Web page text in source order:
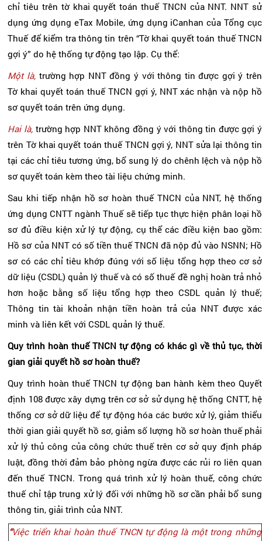
chỉ tiêu trên tờ khai quyết toán thuế TNCN của NNT. NNT sử
dụng ứng dụng eTax Mobile, ứng dụng iCanhan của Tổng cục
Thuế để kiểm tra thông tin trên “Tờ khai quyết toán thuế TNCN
gợi ý” do hệ thống tự động tạo lập. Cụ thể:
Một là, trường hợp NNT đồng ý với thông tin được gợi ý trên
Tờ khai quyết toán thuế TNCN gợi ý, NNT xác nhận và nộp hồ
sơ quyết toán trên ứng dụng.
Hai là, trường hợp NNT không đồng ý với thông tin được gợi ý
trên Tờ khai quyết toán thuế TNCN gợi ý, NNT sửa lại thông tin
tại các chỉ tiêu tương ứng, bổ sung lý do chênh lệch và nộp hồ
sơ quyết toán kèm theo tài liệu chứng minh.
Sau khi tiếp nhận hồ sơ hoàn thuế TNCN của NNT, hệ thống
ứng dụng CNTT ngành Thuế sẽ tiếp tục thực hiện phân loại hồ
sơ đủ điều kiện xử lý tự động, cụ thể các điều kiện bao gồm:
Hồ sơ của NNT có số tiền thuế TNCN đã nộp đủ vào NSNN; Hồ
sơ có các chỉ tiêu khớp đúng với số liệu tổng hợp theo cơ sở
dữ liệu (CSDL) quản lý thuế và có số thuế đề nghị hoàn trả nhỏ
hơn hoặc bằng số liệu tổng hợp theo CSDL quản lý thuế;
Thông tin tài khoản nhận tiền hoàn trả của NNT được xác
minh và liên kết với CSDL quản lý thuế.
Quy trình hoàn thuế TNCN tự động có khác gì về thủ tục, thời
gian giải quyết hồ sơ hoàn thuế?
Quy trình hoàn thuế TNCN tự động ban hành kèm theo Quyết
định 108 được xây dựng trên cơ sở sử dụng hệ thống CNTT, hệ
thống cơ sở dữ liệu để tự động hóa các bước xử lý, giảm thiểu
thời gian giải quyết hồ sơ, giảm số lượng hồ sơ hoàn thuế phải
xử lý thủ công của công chức thuế trên cơ sở quy định pháp
luật, đồng thời đảm bảo phòng ngừa được các rủi ro liên quan
đến thuế TNCN. Trong quá trình xử lý hoàn thuế, công chức
thuế chỉ tập trung xử lý đối với những hồ sơ cần phải bổ sung
thông tin, giải trình của NNT.
“Việc triển khai hoàn thuế TNCN tự động là một trong những